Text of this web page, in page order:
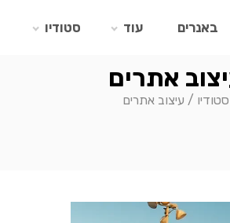
באנרים עוד סטודיו
אתרים
סטודיו / עיצוב אתרים